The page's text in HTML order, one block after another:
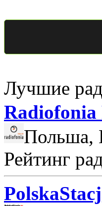
Лучшие
Польша,
Рейтинг